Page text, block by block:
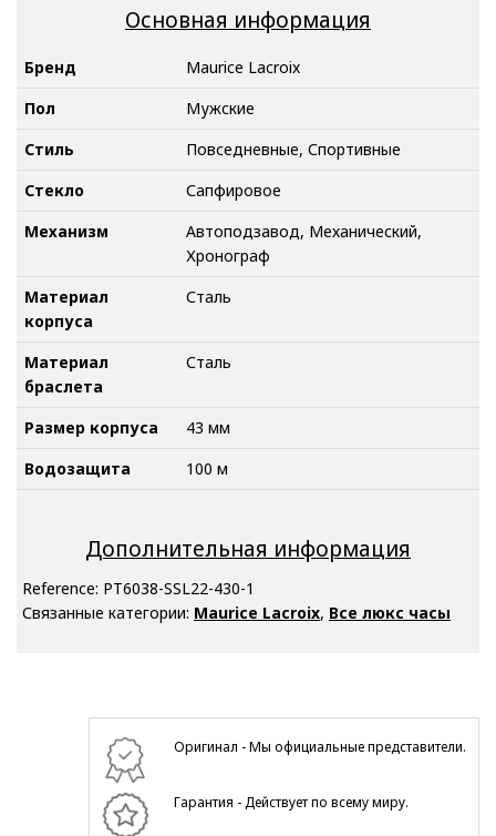
Основная информация
Бренд
Maurice Lacroix
Пол
Мужские
Стиль
Повседневные, Спортивные
Стекло
Сапфировое
Механизм
Автоподзавод, Механический,
Хронограф
Материал
корпуса
Сталь
Материал
браслета
Сталь
Размер корпуса
43 мм
Водозащита
100 м
Дополнительная информация
Reference: PT6038-SSL22-430-1
Связанные категории: Maurice Lacroix, Все люкс часы
Оригинал - Мы официальные представители.
Гарантия - Действует по всему миру.